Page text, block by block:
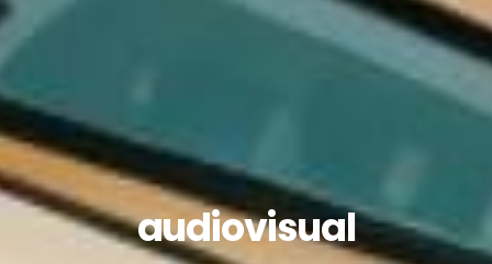
audiovisual